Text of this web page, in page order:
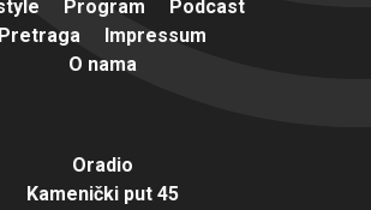
Program
Podcast
Pretraga
Impressum
O nama
Oradio
Kamenički put 45